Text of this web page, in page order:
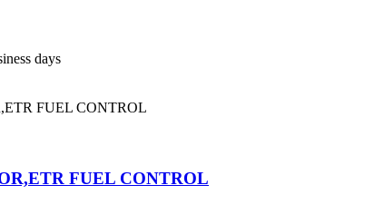
days
FUEL CONTROL